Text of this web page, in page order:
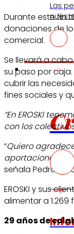
Las
Durante este fin
donaciones de
comercial.
Se llevará a
su paso por
cubrir las
fines sociales y
“En EROSKI
con los
“Quiero
aportaciones de
señala Pedro
EROSKI y sus
alimentar a
29 años de